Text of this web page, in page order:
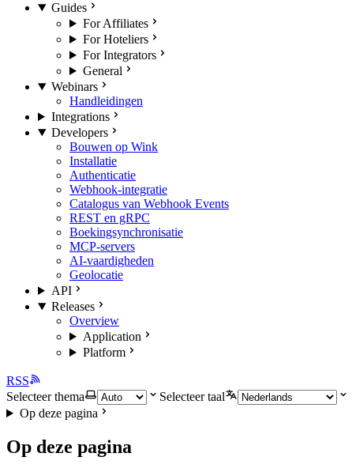
Guides
For Affiliates
For Hoteliers
For Integrators
General
Webinars
Handleidingen
Integrations
Developers
Bouwen op Wink
Installatie
Authenticatie
Webhook-integratie
Catalogus van Webhook Events
REST en gRPC
Boekingsynchronisatie
MCP-servers
AI-vaardigheden
Geolocatie
API
Releases
Overview
Application
Platform
RSS
Selecteer thema
Selecteer taal
Op deze pagina
Op deze pagina